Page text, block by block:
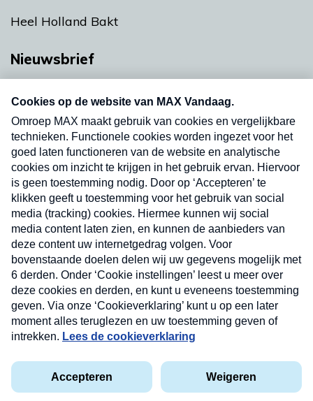
Heel Holland Bakt
Nieuwsbrief
nieuwsbrief. Elke vrijdag- en dinsdagochtend in
uw mailbox.
Verzend
Privacyverklaring
Kwetsbaarheid melden
Nieuwsbrief
Neem hier een gratis abonnement op onze
nieuwsbrief. Elke vrijdag- en dinsdagochtend in uw